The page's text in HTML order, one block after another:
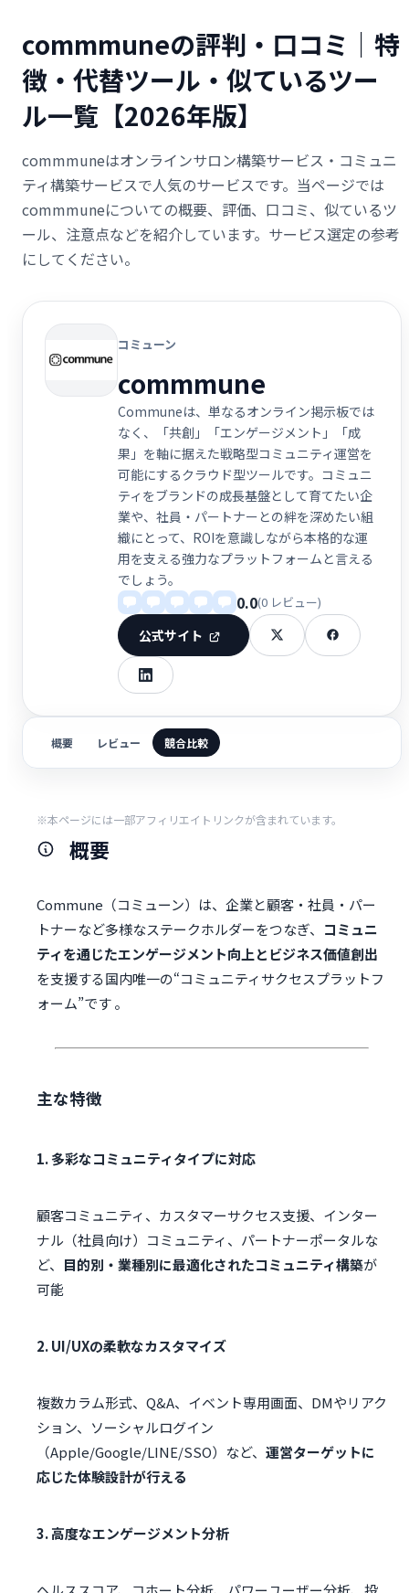
commmuneの評判・口コミ｜特
徴・代替ツール・似ているツー
ル一覧【2026年版】
commmuneはオンラインサロン構築サービス・コミュニ
ティ構築サービスで人気のサービスです。当ページでは
commmuneについての概要、評価、口コミ、似ているツ
ール、注意点などを紹介しています。サービス選定の参考
にしてください。
コミューン
commmune
Communeは、単なるオンライン掲示板では
なく、「共創」「エンゲージメント」「成
果」を軸に据えた戦略型コミュニティ運営を
可能にするクラウド型ツールです。コミュニ
ティをブランドの成長基盤として育てたい企
業や、社員・パートナーとの絆を深めたい組
織にとって、ROIを意識しながら本格的な運
用を支える強力なプラットフォームと言える
でしょう。
0.0(0 レビュー)
公式サイト
概要 レビュー 競合比較
※本ページには一部アフィリエイトリンクが含まれています。
概要
Commune（コミューン）は、企業と顧客・社員・パー
トナーなど多様なステークホルダーをつなぎ、 コミュニ
ティを通じたエンゲージメント向上とビジネス価値創出
を支援する国内唯一の“コミュニティサクセスプラットフ
ォーム”です 。
主な特徴
1. 多彩なコミュニティタイプに対応
顧客コミュニティ、カスタマーサクセス支援、インター
ナル（社員向け）コミュニティ、パートナーポータルな
ど、 目的別・業種別に最適化されたコミュニティ構築が
可能
2. UI/UXの柔軟なカスタマイズ
複数カラム形式、Q&A、イベント専用画面、DMやリアク
ション、ソーシャルログイン
（Apple/Google/LINE/SSO）など、 運営ターゲットに
応じた体験設計が行える
3. 高度なエンゲージメント分析